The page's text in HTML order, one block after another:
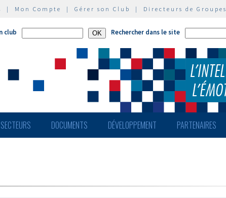
| Mon Compte | Gérer son Club | Directeurs de Groupes
club Rechercher dans le site
SECTEURS DOCUMENTS DÉVELOPPEMENT PARTENAIRES